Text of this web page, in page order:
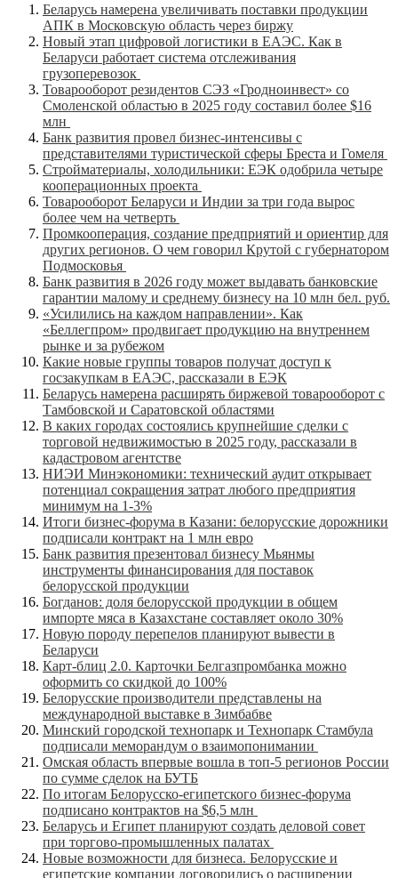
Беларусь намерена увеличивать поставки продукции
АПК в Московскую область через биржу
Новый этап цифровой логистики в ЕАЭС. Как в
Беларуси работает система отслеживания
грузоперевозок
Товарооборот резидентов СЭЗ «Гродноинвест» со
Смоленской областью в 2025 году составил более $16
млн
Банк развития провел бизнес-интенсивы с
представителями туристической сферы Бреста и Гомеля
Стройматериалы, холодильники: ЕЭК одобрила четыре
кооперационных проекта
Товарооборот Беларуси и Индии за три года вырос
более чем на четверть
Промкооперация, создание предприятий и ориентир для
других регионов. О чем говорил Крутой с губернатором
Подмосковья
Банк развития в 2026 году может выдавать банковские
гарантии малому и среднему бизнесу на 10 млн бел. руб.
«Усилились на каждом направлении». Как
«Беллегпром» продвигает продукцию на внутреннем
рынке и за рубежом
Какие новые группы товаров получат доступ к
госзакупкам в ЕАЭС, рассказали в ЕЭК
Беларусь намерена расширять биржевой товарооборот с
Тамбовской и Саратовской областями
В каких городах состоялись крупнейшие сделки с
торговой недвижимостью в 2025 году, рассказали в
кадастровом агентстве
НИЭИ Минэкономики: технический аудит открывает
потенциал сокращения затрат любого предприятия
минимум на 1-3%
Итоги бизнес-форума в Казани: белорусские дорожники
подписали контракт на 1 млн евро
Банк развития презентовал бизнесу Мьянмы
инструменты финансирования для поставок
белорусской продукции
Богданов: доля белорусской продукции в общем
импорте мяса в Казахстане составляет около 30%
Новую породу перепелов планируют вывести в
Беларуси
Карт-блиц 2.0. Карточки Белгазпромбанка можно
оформить со скидкой до 100%
Белорусские производители представлены на
международной выставке в Зимбабве
Минский городской технопарк и Технопарк Стамбула
подписали меморандум о взаимопонимании
Омская область впервые вошла в топ-5 регионов России
по сумме сделок на БУТБ
По итогам Белорусско-египетского бизнес-форума
подписано контрактов на $6,5 млн
Беларусь и Египет планируют создать деловой совет
при торгово-промышленных палатах
Новые возможности для бизнеса. Белорусские и
египетские компании договорились о расширении